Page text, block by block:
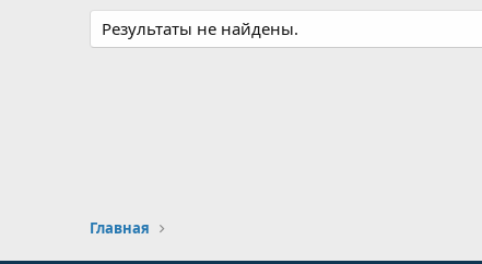
Результаты не найдены.
Главная